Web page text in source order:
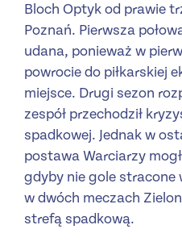
Bloch Optyk od prawie
Poznań. Pierwsza
udana, ponieważ w
powrocie do piłkarskiej
miejsce. Drugi sezon
zespół przechodził
spadkowej. Jednak w
postawa Warciarzy
gdyby nie gole
w dwóch meczach
strefą spadkową.